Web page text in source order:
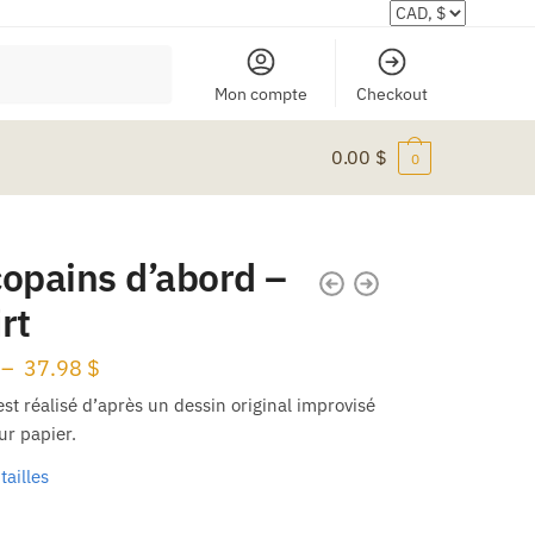
Mon compte Checkout
0.00 $ 0
d’abord –
– 37.98 $
de
réalisé d’après un dessin original improvisé
papier.